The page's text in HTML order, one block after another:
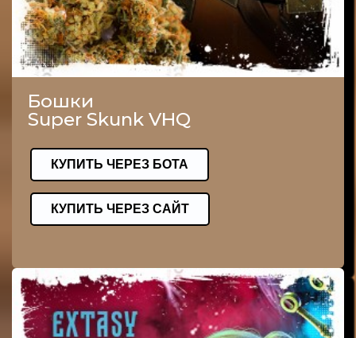
Бошки
Super Skunk VHQ
КУПИТЬ ЧЕРЕЗ БОТА
КУПИТЬ ЧЕРЕЗ САЙТ